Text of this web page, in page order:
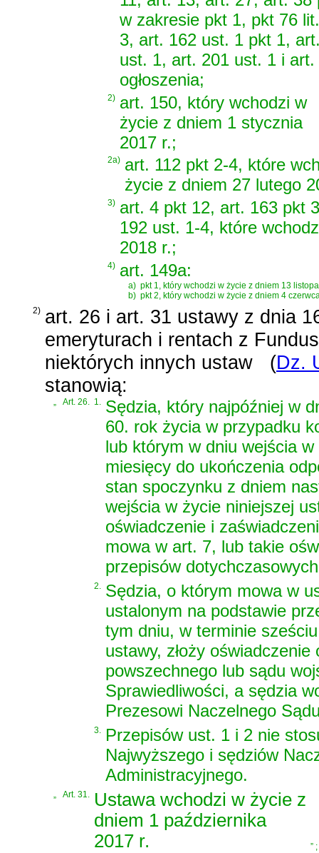
w zakresie pkt 1, pkt 76
3, art. 162 ust. 1 pkt 1,
ust. 1, art. 201 ust. 1 i
ogłoszenia;
2) art. 150, który wchodzi w
życie z dniem 1 stycznia
2017 r.;
2a) art. 112 pkt 2-4, które
życie z dniem 27 lutego
3) art. 4 pkt 12, art. 163 pkt
192 ust. 1-4, które
2018 r.;
4) art. 149a:
a) pkt 1, który wchodzi w życie z dniem 13
b) pkt 2, który wchodzi w życie z dniem 4
2) art. 26 i art. 31 ustawy z dnia
emeryturach i rentach z
niektórych innych ustaw
(Dz.
stanowią:
Art. 26. 1.
Sędzia, który najpóźniej w
60. rok życia w przypadku
lub którym w dniu wejścia
miesięcy do ukończenia
stan spoczynku z dniem
wejścia w życie niniejszej
oświadczenie i
mowa w art. 7, lub takie
przepisów
2.
Sędzia, o którym mowa w
ustalonym na podstawie
tym dniu, w terminie
ustawy, złoży
powszechnego lub sądu
Sprawiedliwości, a sędzia
Prezesowi Naczelnego
3.
Przepisów ust. 1 i 2 nie
Najwyższego i sędziów
Administracyjnego.
Art. 31.
Ustawa wchodzi w życie z
dniem 1 października
2017 r.
” ;